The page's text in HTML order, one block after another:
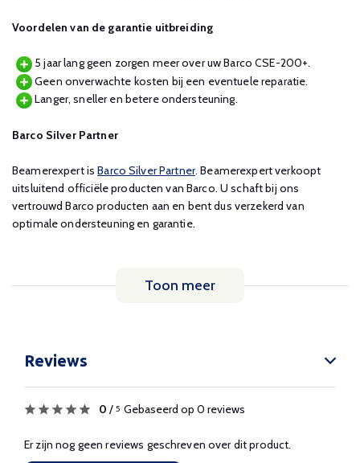
Voordelen van de garantie uitbreiding
5 jaar lang geen zorgen meer over uw Barco CSE-200+.
Geen onverwachte kosten bij een eventuele reparatie.
Langer, sneller en betere ondersteuning.
Barco Silver Partner
Beamerexpert isBarco Silver Partner. Beamerexpert verkoopt
uitsluitend officiële producten van Barco. U schaft bij ons
vertrouwd Barco producten aan en bent dus verzekerd van
optimale ondersteuning en garantie.
Toon meer
Reviews
0 / 5 Gebaseerd op 0 reviews
Er zijn nog geen reviews geschreven over dit product.